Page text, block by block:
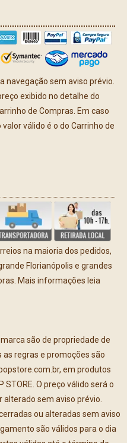
navegação sem aviso prévio.
exibido no detalhe do
de Compras. Em caso
válido é o do Carrinho de
na maioria dos pedidos,
Florianópolis e grandes
Mais informações leia
são de propriedade de
regras e promoções são
em produtos
STORE. O preço válido será o
alterado sem aviso prévio.
ou alteradas sem aviso
são válidos para o dia